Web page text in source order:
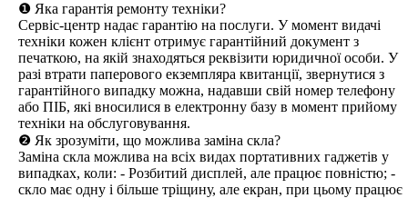
❶ Яка гарантія ремонту техніки?
Сервіс-центр надає гарантію на послуги. У момент видачі
техніки кожен клієнт отримує гарантійний документ з
печаткою, на якій знаходяться реквізити юридичної особи. У
разі втрати паперового екземпляра квитанції, звернутися з
гарантійного випадку можна, надавши свій номер телефону
або ПІБ, які вносилися в електронну базу в момент прийому
техніки на обслуговування.
❷ Як зрозуміти, що можлива заміна скла?
Заміна скла можлива на всіх видах портативних гаджетів у
випадках, коли: - Розбитий дисплей, але працює повністю; -
скло має одну і більше тріщину, але екран, при цьому працює